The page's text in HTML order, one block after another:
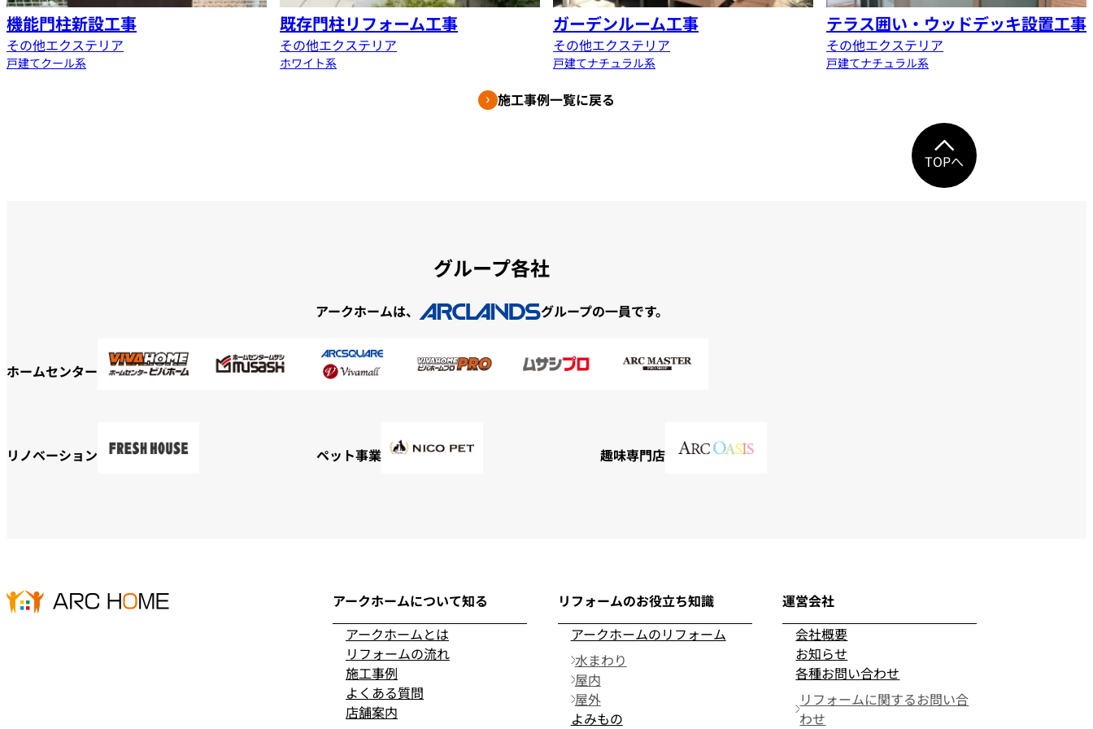
機能門柱新設工事
その他エクステリア
戸建てクール系
既存門柱リフォーム工事
その他エクステリア
ホワイト系
ガーデンルーム工事
その他エクステリア
戸建てナチュラル系
テラス囲い・ウッドデッキ設置工事
その他エクステリア
戸建てナチュラル系
施工事例一覧に戻る
TOPへ
グループ各社
アークホームは、 グループの一員です。
ホームセンター
リノベーション ペット事業 趣味専門店
アークホームについて知る
アークホームとは
リフォームの流れ
施工事例
よくある質問
店舗案内
リフォームのお役立ち知識
アークホームのリフォーム
水まわり
屋内
屋外
よみもの
運営会社
会社概要
お知らせ
各種お問い合わせ
リフォームに関するお問い合
わせ